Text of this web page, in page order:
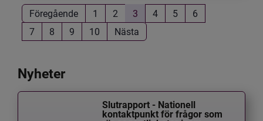
Föregående 1 2 3 4 5
6
7
8 9 10 Nästa
Nyheter
Slutrapport - Nationell
kontaktpunkt för frågor som